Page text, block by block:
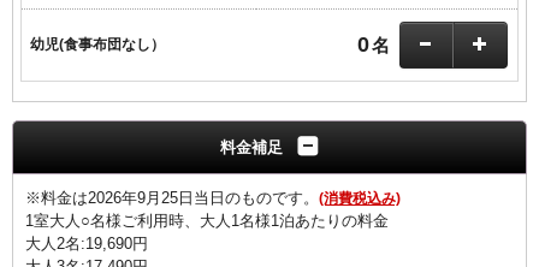
幼児(食事布団なし） 0名
料金補足
※料金は2026年9月25日当日のものです。 (消費税込み)
1室大人○名様ご利用時、大人1名様1泊あたりの料金
大人2名:19,690円